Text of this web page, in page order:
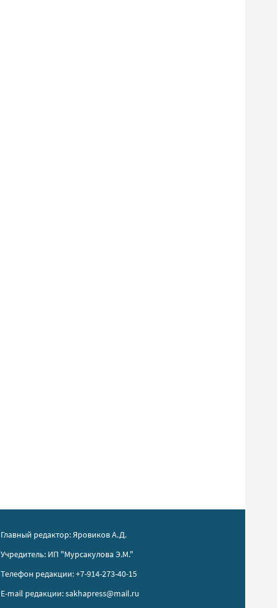
Главный редактор: Яровиков А.Д.
Учредитель: ИП "Мурсакулова Э.М."
Телефон редакции: +7-914-273-40-15
E-mail редакции: sakhapress@mail.ru